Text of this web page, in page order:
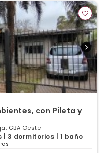
con Pileta y
GBA Oeste
| 3 dormitorios | 1 baño